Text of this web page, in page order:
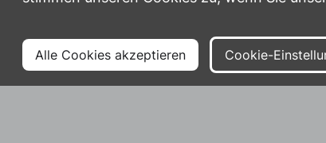
Alle Cookies akzeptieren Cookie-
Festle